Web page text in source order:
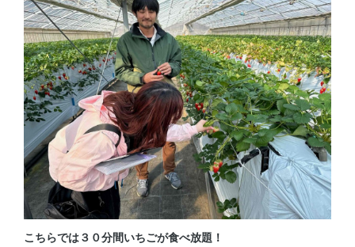
こちらでは３０分間いちごが食べ放題！